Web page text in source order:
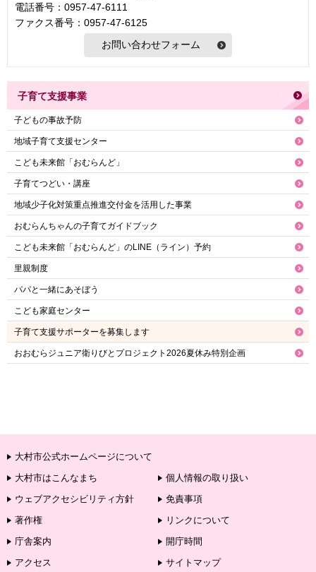
電話番号：0957-47-6111
ファクス番号：0957-47-6125
子育て支援事業
子どもの事故予防
地域子育て支援センター
こども未来館「おむらんど」
子育てつどい・講座
地域少子化対策重点推進交付金を活用した事業
おむらんちゃんの子育てガイドブック
こども未来館「おむらんど」のLINE（ライン）予約
里親制度
パパと一緒にあそぼう
こども家庭センター
子育て支援サポーターを募集します
おおむらジュニア衛りびとプロジェクト2026夏休み特別企画
大村市公式ホームページについて
大村市はこんなまち
個人情報の取り扱い
ウェブアクセシビリティ方針
免責事項
著作権
リンクについて
庁舎案内
開庁時間
アクセス
サイトマップ